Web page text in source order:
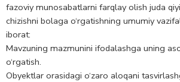
fazoviy munosabatlarni farqlay olish juda
chizishni bolaga o‘rgatishning umumiy
iborat:
Mavzuning mazmunini ifodalashga uning
o‘rgatish.
Obyektlar orasidagi o‘zaro aloqani